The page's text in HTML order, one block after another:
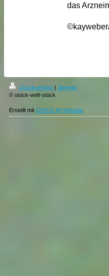
das
Druckversion | Sitemap
© stück-welt-stück
Erstellt mit IONOS MyWebsite